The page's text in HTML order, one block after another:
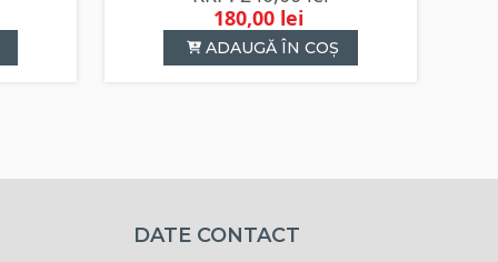
Prețul
inițial
180,00 lei
Prețul
curent
ADAUGĂ ÎN COȘ
DATE CONTACT